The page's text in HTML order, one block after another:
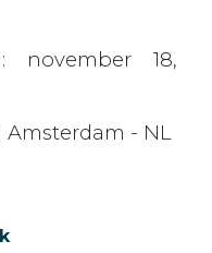
november 18,
Amsterdam - NL